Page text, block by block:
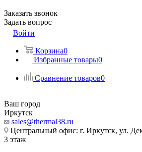
Заказать звонок
Задать вопрос
Войти
Корзина0
Избранные товары0
Сравнение товаров0
Ваш город
Иркутск
sales@thermal38.ru
Центральный офис: г. Иркутск, ул.
3 этаж